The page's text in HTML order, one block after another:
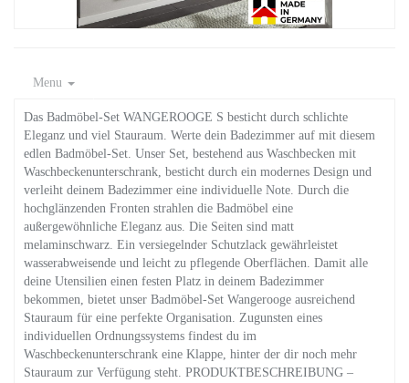
Menu
Das Badmöbel-Set WANGEROOGE S besticht durch schlichte
Eleganz und viel Stauraum. Werte dein Badezimmer auf mit diesem
edlen Badmöbel-Set. Unser Set, bestehend aus Waschbecken mit
Waschbeckenunterschrank, besticht durch ein modernes Design und
verleiht deinem Badezimmer eine individuelle Note. Durch die
hochglänzenden Fronten strahlen die Badmöbel eine
außergewöhnliche Eleganz aus. Die Seiten sind matt
melaminschwarz. Ein versiegelnder Schutzlack gewährleistet
wasserabweisende und leicht zu pflegende Oberflächen. Damit alle
deine Utensilien einen festen Platz in deinem Badezimmer
bekommen, bietet unser Badmöbel-Set Wangerooge ausreichend
Stauraum für eine perfekte Organisation. Zugunsten eines
individuellen Ordnungssystems findest du im
Waschbeckenunterschrank eine Klappe, hinter der dir noch mehr
Stauraum zur Verfügung steht. PRODUKTBESCHREIBUNG –